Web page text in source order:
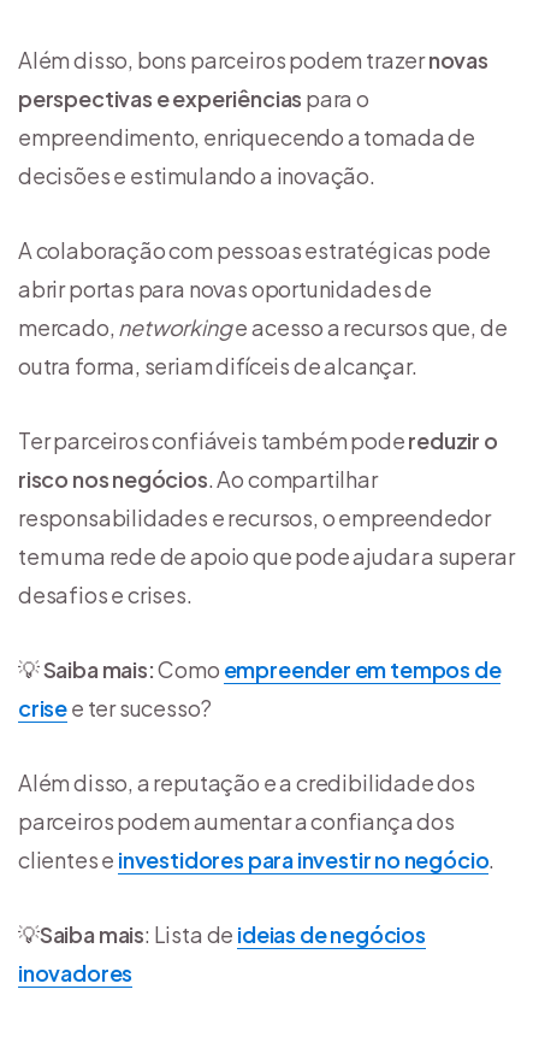
Além disso, bons parceiros podem trazernovas
perspectivas e experiências para o
empreendimento, enriquecendo a tomada de
decisões e estimulando a inovação.
A colaboração com pessoas estratégicas pode
abrir portas para novas oportunidades de
mercado, networkinge acesso a recursos que, de
outra forma, seriam difíceis de alcançar.
Ter parceiros confiáveis também podereduzir o
risco nos negócios. Ao compartilhar
responsabilidades e recursos, o empreendedor
tem uma rede de apoio que pode ajudar a superar
desafios e crises.
💡Saiba mais:Como empreender em tempos de
crisee ter sucesso?
Além disso, a reputação e a credibilidade dos
parceiros podem aumentar a confiança dos
clientes e investidores para investir no negócio.
💡Saiba mais: Lista de ideias de negócios
inovadores